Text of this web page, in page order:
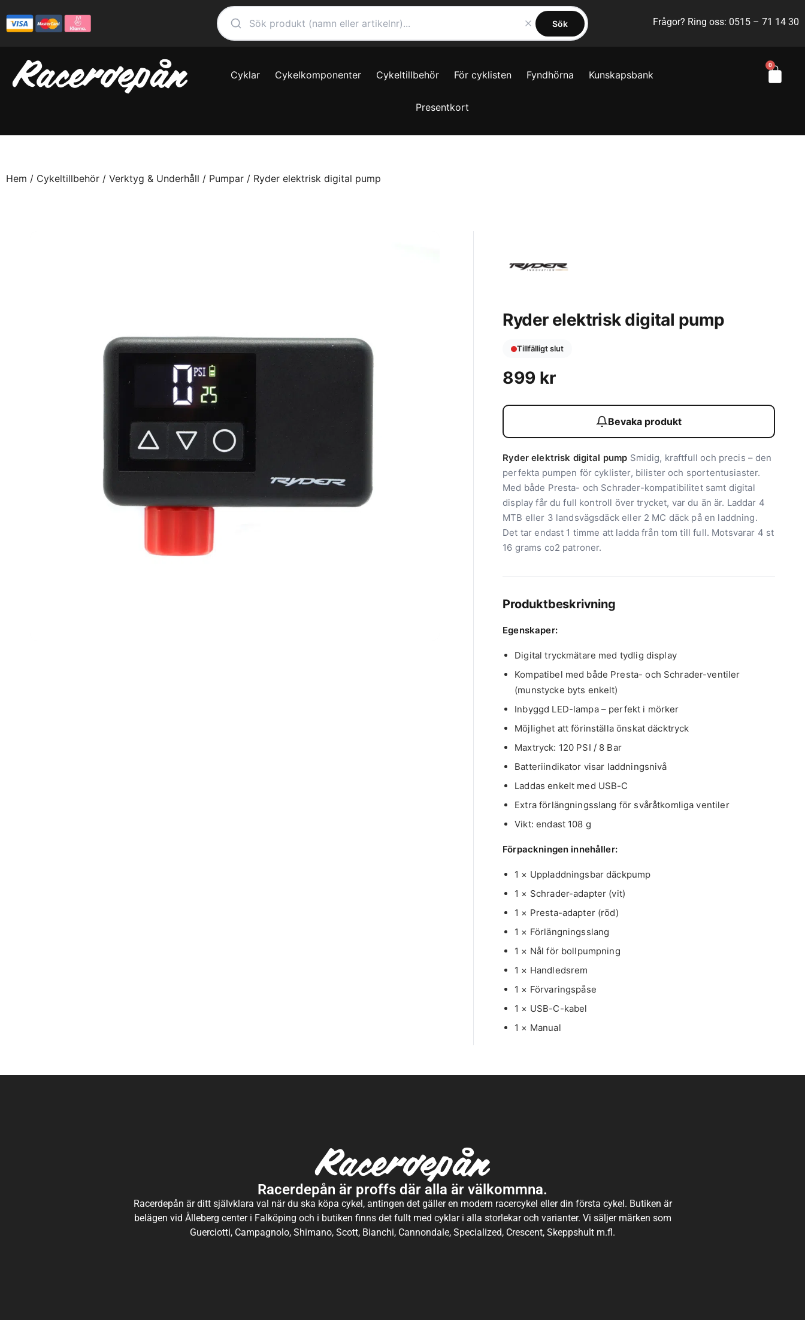
Sök Frågor? Ring oss: 0515 – 71 14 30
Cyklar Cykelkomponenter Cykeltillbehör För cyklisten Fyndhörna Kunskapsbank
Presentkort
0
Hem / Cykeltillbehör / Verktyg & Underhåll / Pumpar / Ryder elektrisk digital pump
Ryder elektrisk digital pump
Tillfälligt slut
899 kr
Bevaka produkt
Ryder elektrisk digital pump Smidig, kraftfull och precis – den
perfekta pumpen för cyklister, bilister och sportentusiaster.
Med både Presta- och Schrader-kompatibilitet samt digital
display får du full kontroll över trycket, var du än är. Laddar 4
MTB eller 3 landsvägsdäck eller 2 MC däck på en laddning.
Det tar endast 1 timme att ladda från tom till full. Motsvarar 4 st
16 grams co2 patroner.
Produktbeskrivning
Egenskaper:
Digital tryckmätare med tydlig display
Kompatibel med både Presta- och Schrader-ventiler
(munstycke byts enkelt)
Inbyggd LED-lampa – perfekt i mörker
Möjlighet att förinställa önskat däcktryck
Maxtryck: 120 PSI / 8 Bar
Batteriindikator visar laddningsnivå
Laddas enkelt med USB-C
Extra förlängningsslang för svåråtkomliga ventiler
Vikt: endast 108 g
Förpackningen innehåller:
1 × Uppladdningsbar däckpump
1 × Schrader-adapter (vit)
1 × Presta-adapter (röd)
1 × Förlängningsslang
1 × Nål för bollpumpning
1 × Handledsrem
1 × Förvaringspåse
1 × USB-C-kabel
1 × Manual
Racerdepån är proffs där alla är välkommna.
Racerdepån är ditt självklara val när du ska köpa cykel, antingen det gäller en modern racercykel eller din första cykel. Butiken är
belägen vid Ålleberg center i Falköping och i butiken finns det fullt med cyklar i alla storlekar och varianter. Vi säljer märken som
Guerciotti, Campagnolo, Shimano, Scott, Bianchi, Cannondale, Specialized, Crescent, Skeppshult m.fl.